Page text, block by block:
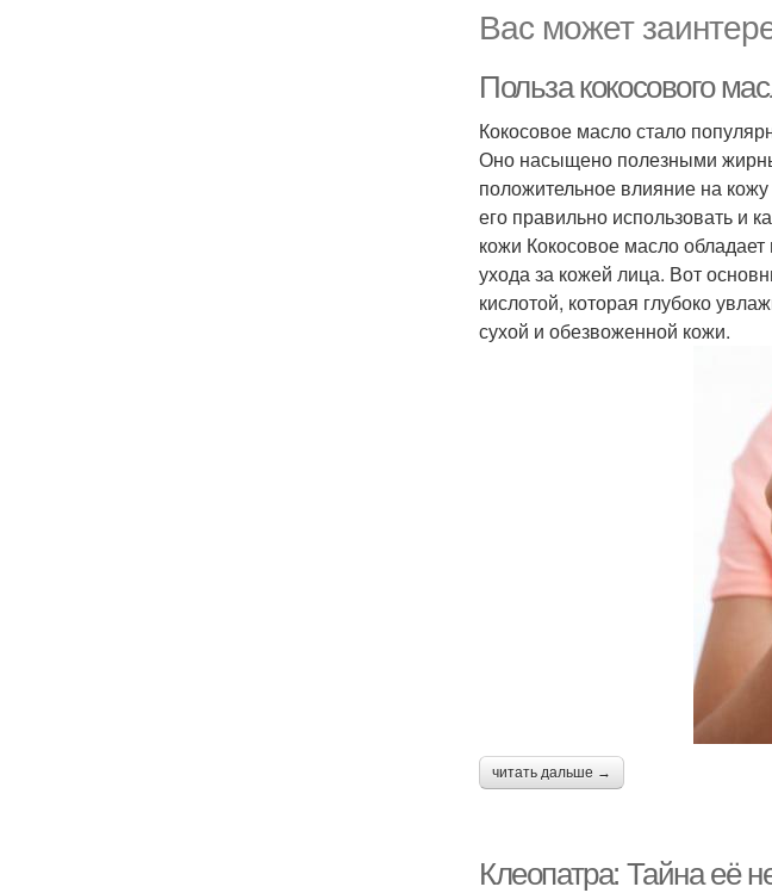
Вас может
Польза кокосового
Кокосовое масло стало
Оно насыщено полезными
положительное влияние на
его правильно использовать и
кожи Кокосовое масло
ухода за кожей лица. Вот
кислотой, которая глубоко
сухой и обезвоженной кожи.
читать дальше →
Клеопатра: Тайна её